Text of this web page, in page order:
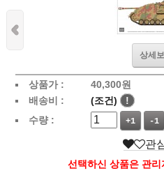
상세
상품가 : 40,300원
배송비 :
(조건)
!
수량 :
+1 -1
관
선택하신 상품은 관